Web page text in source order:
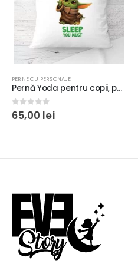
PERNE CU PERSONAJE
Pernă Yoda pentru copii, personalizată cu nume şi mesaj, 40x40cm, poliester, model 1
0 out of 5
65,00 lei